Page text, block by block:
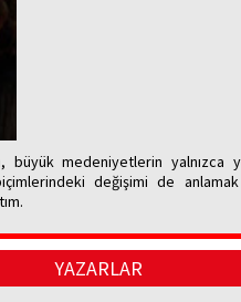
büyük medeniyetlerin yalnızca
değişimi de
YAZARLAR